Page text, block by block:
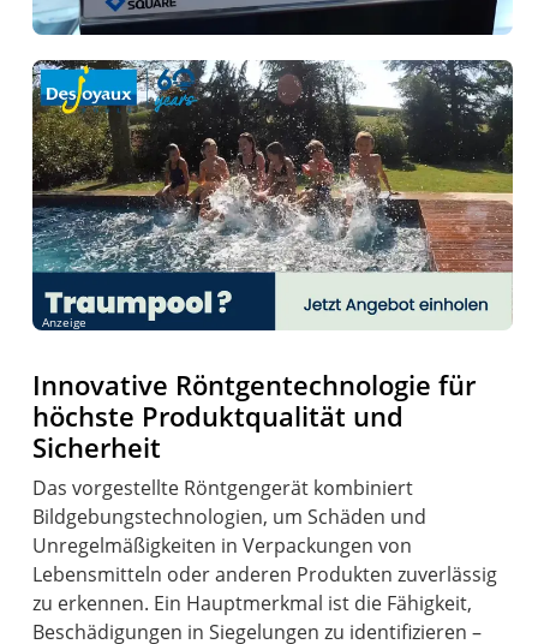
Anzeige
Innovative Röntgentechnologie für
höchste Produktqualität und
Sicherheit
Das vorgestellte Röntgengerät kombiniert
Bildgebungstechnologien, um Schäden und
Unregelmäßigkeiten in Verpackungen von
Lebensmitteln oder anderen Produkten zuverlässig
zu erkennen. Ein Hauptmerkmal ist die Fähigkeit,
Beschädigungen in Siegelungen zu identifizieren –